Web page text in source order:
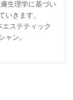
生理学に基づい
いきます。
ステティック
ャン。